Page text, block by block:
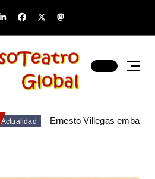
Actualidad Ernesto Villegas